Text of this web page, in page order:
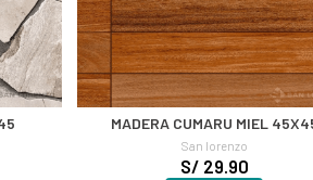
MADERA CUMARU MIEL
San lorenzo
S/ 29.90